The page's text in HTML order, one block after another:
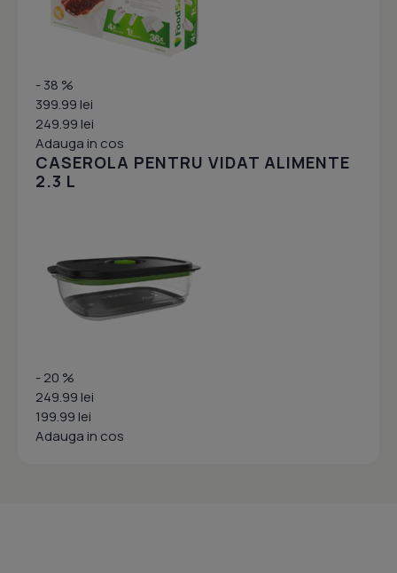
- 38 %
399.99 lei
249.99 lei
Adauga in cos
CASEROLA PENTRU VIDAT ALIMENTE
2.3 L
- 20 %
249.99 lei
199.99 lei
Adauga in cos